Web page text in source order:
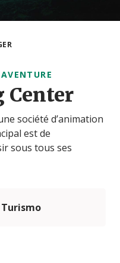
Center
société d’animation
est de
sous tous ses